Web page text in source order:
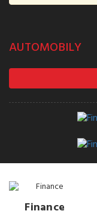
AUTOMOBILY
Finance